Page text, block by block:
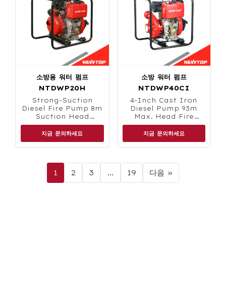
소방용 워터 펌프
NTDWP20H
Strong-Suction
Diesel Fire Pump 8m
Suction Head
36m³/h Flow
지금 문의하세요
소방 워터 펌프
NTDWP40CI
4- Inch Cast Iron
Diesel Pump 93m
Max . Head Fire
Water Supply
지금 문의하세요
1 2 3 … 19 다음 »